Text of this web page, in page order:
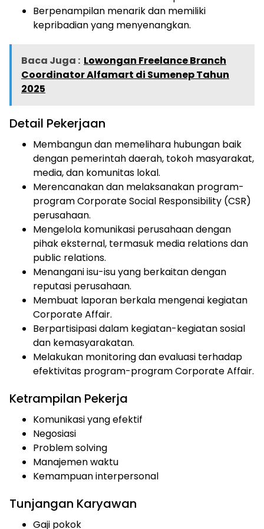
Berpenampilan menarik dan memiliki
kepribadian yang menyenangkan.
Baca Juga : Lowongan Freelance Branch
Coordinator Alfamart di Sumenep Tahun
2025
Detail Pekerjaan
Membangun dan memelihara hubungan baik
dengan pemerintah daerah, tokoh masyarakat,
media, dan komunitas lokal.
Merencanakan dan melaksanakan program-
program Corporate Social Responsibility (CSR)
perusahaan.
Mengelola komunikasi perusahaan dengan
pihak eksternal, termasuk media relations dan
public relations.
Menangani isu-isu yang berkaitan dengan
reputasi perusahaan.
Membuat laporan berkala mengenai kegiatan
Corporate Affair.
Berpartisipasi dalam kegiatan-kegiatan sosial
dan kemasyarakatan.
Melakukan monitoring dan evaluasi terhadap
efektivitas program-program Corporate Affair.
Ketrampilan Pekerja
Komunikasi yang efektif
Negosiasi
Problem solving
Manajemen waktu
Kemampuan interpersonal
Tunjangan Karyawan
Gaji pokok